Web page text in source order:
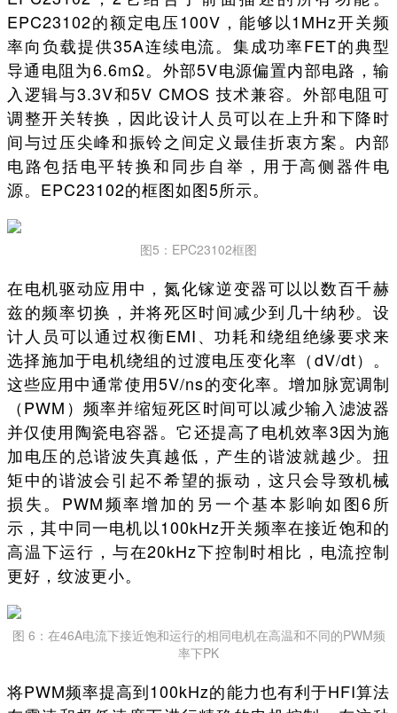
EPC23102的额定电压100V，能够以1MHz开关频
率向负载提供35A连续电流。集成功率FET的典型
导通电阻为6.6mΩ。外部5V电源偏置内部电路，输
入逻辑与3.3V和5V CMOS 技术兼容。外部电阻可
调整开关转换，因此设计人员可以在上升和下降时
间与过压尖峰和振铃之间定义最佳折衷方案。内部
电路包括电平转换和同步自举，用于高侧器件电
源。EPC23102的框图如图5所示。
图5：EPC23102框图
在电机驱动应用中，氮化镓逆变器可以以数百千赫
兹的频率切换，并将死区时间减少到几十纳秒。设
计人员可以通过权衡EMI、功耗和绕组绝缘要求来
选择施加于电机绕组的过渡电压变化率（dV/dt）。
这些应用中通常使用5V/ns的变化率。增加脉宽调制
（PWM）频率并缩短死区时间可以减少输入滤波器
并仅使用陶瓷电容器。它还提高了电机效率3因为施
加电压的总谐波失真越低，产生的谐波就越少。扭
矩中的谐波会引起不希望的振动，这只会导致机械
损失。PWM频率增加的另一个基本影响如图6所
示，其中同一电机以100kHz开关频率在接近饱和的
高温下运行，与在20kHz下控制时相比，电流控制
更好，纹波更小。
图 6：在46A电流下接近饱和运行的相同电机在高温和不同的PWM频
率下PK
将PWM频率提高到100kHz的能力也有利于HFI算法